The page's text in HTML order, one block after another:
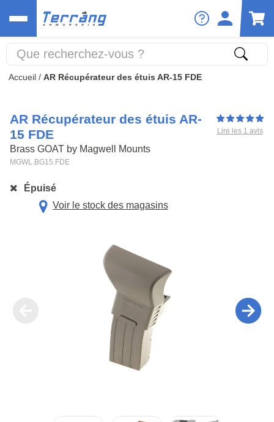
Accueil / AR Récupérateur des étuis AR-15 FDE
AR Récupérateur des étuis AR-
15 FDE
Brass GOAT by Magwell Mounts
MGWL.BG15.FDE
Lire les 1 avis
Épuisé
Voir le stock des magasins